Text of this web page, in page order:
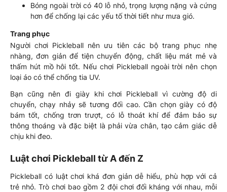
Bóng ngoài trời có 40 lỗ nhỏ, trọng lượng nặng và cứng
hơn để chống lại các yếu tố thời tiết như mưa gió.
Trang phục
Người chơi Pickleball nên ưu tiên các bộ trang phục nhẹ
nhàng, đơn giản để tiện chuyển động, chất liệu mát mẻ và
thấm hút mồ hôi tốt. Nếu chơi Pickleball ngoài trời nên chọn
loại áo có thể chống tia UV.
Bạn cũng nên đi giày khi chơi Pickleball vì cường độ di
chuyển, chạy nhảy sẽ tương đối cao. Cần chọn giày có độ
bám tốt, chống trơn trượt, có lỗ thoát khí để đảm bảo sự
thông thoáng và đặc biệt là phải vừa chân, tạo cảm giác dễ
chịu khi đeo.
Luật chơi Pickleball từ A đến Z
Pickleball có luật chơi khá đơn giản dễ hiểu, phù hợp với cả
trẻ nhỏ. Trò chơi bao gồm 2 đội chơi đối kháng với nhau, mỗi